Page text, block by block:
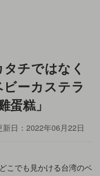
チではなく
ーカステラ
蛋糕」
新日： 2022年06月22日
こでも見かける台湾のベ